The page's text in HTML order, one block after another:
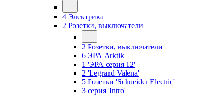
4 Электрика
2 Розетки, выключатели
2 Розетки, выключатели
6 ЭРА Arktik
1 'ЭРА серия 12'
2 'Legrand Valena'
5 Розетки 'Schneider Electric'
3 серия 'Intro'